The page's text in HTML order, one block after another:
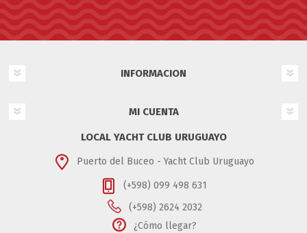
INFORMACION
MI CUENTA
LOCAL YACHT CLUB URUGUAYO
Puerto del Buceo - Yacht Club Uruguayo
(+598) 099 498 631
(+598) 2624 2032
¿Cómo llegar?